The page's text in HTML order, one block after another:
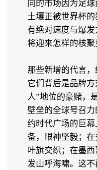
同的市场因为足
土壤正被世界杯
有绝对速度与爆
将迎来怎样的核聚
那些新增的代言，
它们背后是品牌
人”地位的豪赌，
壁垒的全球号召
约时代广场的巨
备，眼神坚毅；
叶旗交织；在墨
发山呼海啸。这